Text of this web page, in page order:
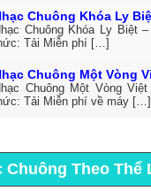
Chuông Khóa Ly
Chuông Khóa Ly Biệt
Tải Miễn phí […]
Chuông Một Vòng
Chuông Một Vòng
Tải Miễn phí về máy […]
Chuông Theo Thể